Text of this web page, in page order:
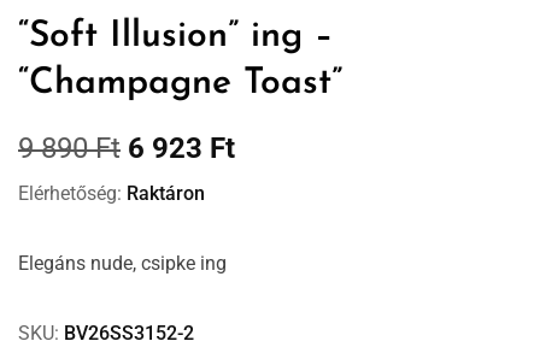
“Soft Illusion” ing –
“Champagne Toast”
9 890Ft 6 923 Ft
Elérhetőség: Raktáron
Elegáns nude, csipke ing
SKU: BV26SS3152-2